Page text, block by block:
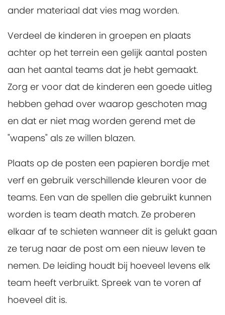
ander materiaal dat vies mag worden.
Verdeel de kinderen in groepen en plaats
achter op het terrein een gelijk aantal posten
aan het aantal teams dat je hebt gemaakt.
Zorg er voor dat de kinderen een goede uitleg
hebben gehad over waarop geschoten mag
en dat er niet mag worden gerend met de
"wapens" als ze willen blazen.
Plaats op de posten een papieren bordje met
verf en gebruik verschillende kleuren voor de
teams. Een van de spellen die gebruikt kunnen
worden is team death match. Ze proberen
elkaar af te schieten wanneer dit is gelukt gaan
ze terug naar de post om een nieuw leven te
nemen. De leiding houdt bij hoeveel levens elk
team heeft verbruikt. Spreek van te voren af
hoeveel dit is.